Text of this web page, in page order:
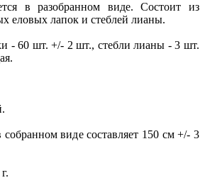
в разобранном виде. Состоит из
еловых лапок и стеблей лианы.
- 60 шт. +/- 2 шт., стебли лианы - 3 шт.
виде составляет 150 см +/- 3